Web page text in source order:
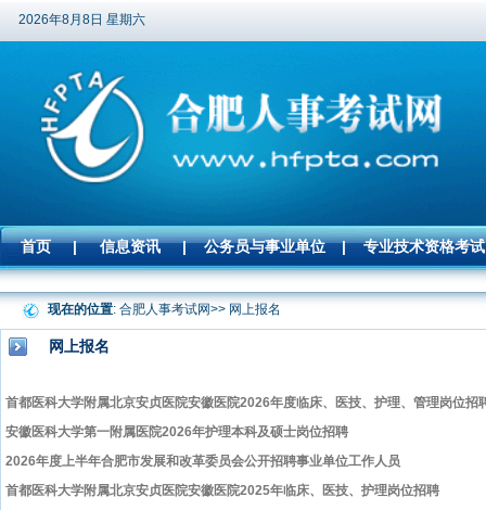
2026年8月8日 星期六
首页 | 信息资讯 | 公务员与事业单位 | 专业技术资格考试
现在的位置: 合肥人事考试网>> 网上报名
网上报名
首都医科大学附属北京安贞医院安徽医院2026年度临床、医技、护理、管理岗位招
安徽医科大学第一附属医院2026年护理本科及硕士岗位招聘
2026年度上半年合肥市发展和改革委员会公开招聘事业单位工作人员
首都医科大学附属北京安贞医院安徽医院2025年临床、医技、护理岗位招聘